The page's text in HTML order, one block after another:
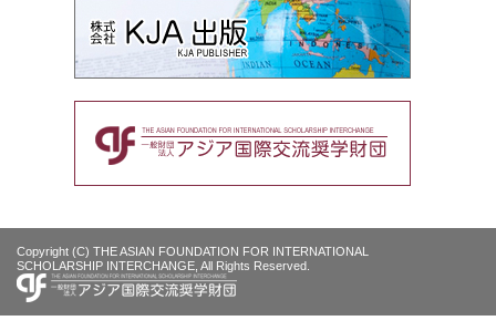
Copyright (C) THE ASIAN FOUNDATION FOR INTERNATIONAL
SCHOLARSHIP INTERCHANGE, All Rights Reserved.